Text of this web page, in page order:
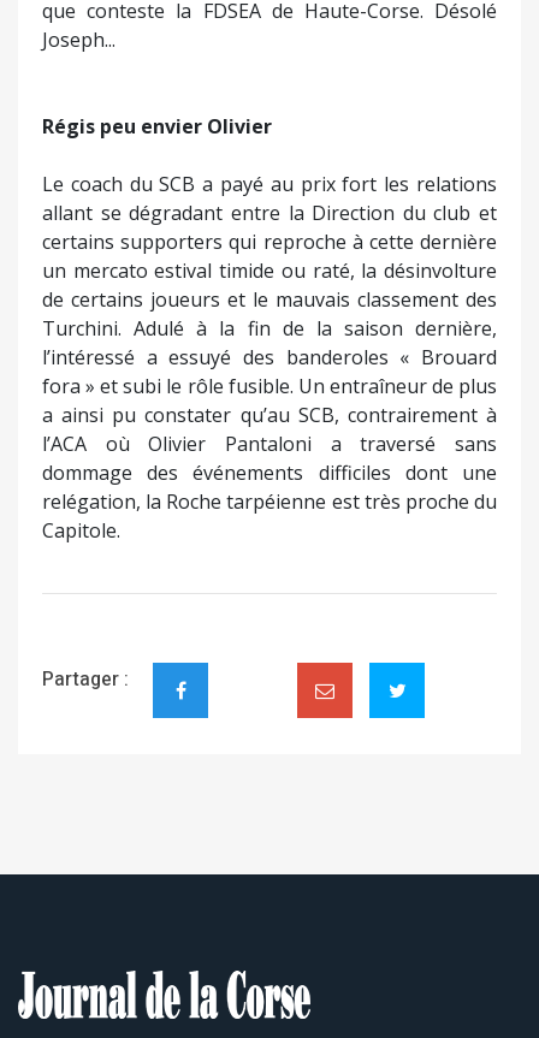
que conteste la FDSEA de Haute-Corse. Désolé
Joseph...
Régis peu envier Olivier
Le coach du SCB a payé au prix fort les relations
allant se dégradant entre la Direction du club et
certains supporters qui reproche à cette dernière
un mercato estival timide ou raté, la désinvolture
de certains joueurs et le mauvais classement des
Turchini. Adulé à la fin de la saison dernière,
l’intéressé a essuyé des banderoles « Brouard
fora » et subi le rôle fusible. Un entraîneur de plus
a ainsi pu constater qu’au SCB, contrairement à
l’ACA où Olivier Pantaloni a traversé sans
dommage des événements difficiles dont une
relégation, la Roche tarpéienne est très proche du
Capitole.
Partager :